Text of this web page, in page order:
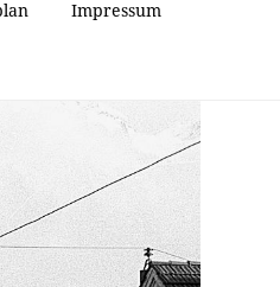
Impressum